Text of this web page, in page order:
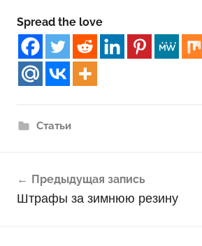
Spread the love
Статьи
по
Предыдущая запись
Штрафы за зимнюю резину